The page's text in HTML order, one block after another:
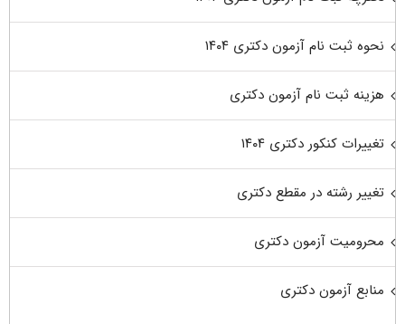
نحوه ثبت نام آزمون دکتری ۱۴۰۴
هزینه ثبت نام آزمون دکتری
تغییرات کنکور دکتری ۱۴۰۴
تغییر رشته در مقطع دکتری
محرومیت آزمون دکتری
منابع آزمون دکتری